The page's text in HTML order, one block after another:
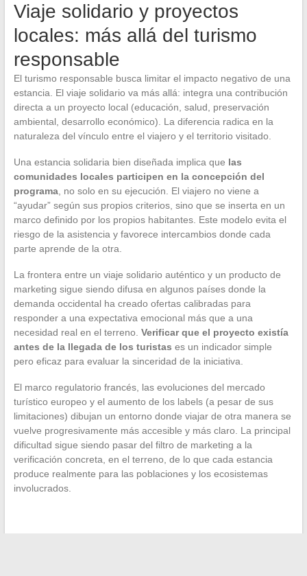
Viaje solidario y proyectos
locales: más allá del turismo
responsable
El turismo responsable busca limitar el impacto negativo de una
estancia. El viaje solidario va más allá: integra una contribución
directa a un proyecto local (educación, salud, preservación
ambiental, desarrollo económico). La diferencia radica en la
naturaleza del vínculo entre el viajero y el territorio visitado.
Una estancia solidaria bien diseñada implica que las
comunidades locales participen en la concepción del
programa, no solo en su ejecución. El viajero no viene a
“ayudar” según sus propios criterios, sino que se inserta en un
marco definido por los propios habitantes. Este modelo evita el
riesgo de la asistencia y favorece intercambios donde cada
parte aprende de la otra.
La frontera entre un viaje solidario auténtico y un producto de
marketing sigue siendo difusa en algunos países donde la
demanda occidental ha creado ofertas calibradas para
responder a una expectativa emocional más que a una
necesidad real en el terreno. Verificar que el proyecto existía
antes de la llegada de los turistas es un indicador simple
pero eficaz para evaluar la sinceridad de la iniciativa.
El marco regulatorio francés, las evoluciones del mercado
turístico europeo y el aumento de los labels (a pesar de sus
limitaciones) dibujan un entorno donde viajar de otra manera se
vuelve progresivamente más accesible y más claro. La principal
dificultad sigue siendo pasar del filtro de marketing a la
verificación concreta, en el terreno, de lo que cada estancia
produce realmente para las poblaciones y los ecosistemas
involucrados.